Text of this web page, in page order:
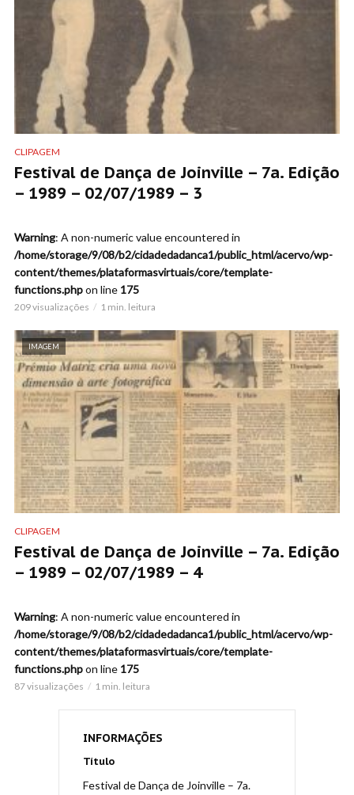
CLIPAGEM
Festival de Dança de Joinville – 7a. Edição
– 1989 – 02/07/1989 – 3
Warning: A non-numeric value encountered in
/home/storage/9/08/b2/cidadedadanca1/public_html/acervo/wp-
content/themes/plataformasvirtuais/core/template-
functions.phpon line 175
209 visualizações 1 min. leitura
IMAGEM
CLIPAGEM
Festival de Dança de Joinville – 7a. Edição
– 1989 – 02/07/1989 – 4
Warning: A non-numeric value encountered in
/home/storage/9/08/b2/cidadedadanca1/public_html/acervo/wp-
content/themes/plataformasvirtuais/core/template-
functions.phpon line 175
87 visualizações 1 min. leitura
INFORMAÇÕES
Título
Festival de Dança de Joinville – 7a.